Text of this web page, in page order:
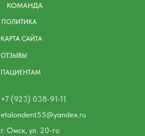
КОМАНДА
+7 (923) 038-91-11
etalondent55@yandex.ru
г. Омск, ул. 20-го
ПОЛИТИКА
КАРТА САЙТА
ОТЗЫВЫ
ПАЦИЕНТАМ